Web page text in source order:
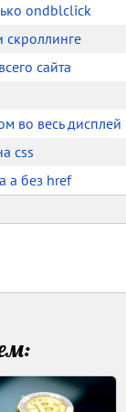
ondblclick
скроллинге
сайта
во весь дисплей
css
a без href